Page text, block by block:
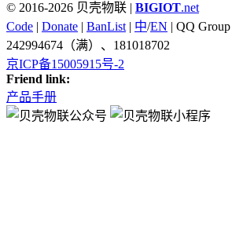
© 2016-2026 贝壳物联 | BIGIOT.net
Code | Donate | BanList | 中/EN | QQ
242994674（满）、181018702
京ICP备15005915号-2
Friend link:
产品手册